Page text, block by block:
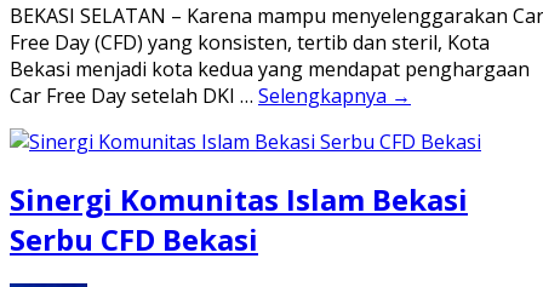
BEKASI SELATAN – Karena mampu menyelenggarakan Car
Free Day (CFD) yang konsisten, tertib dan steril, Kota
Bekasi menjadi kota kedua yang mendapat penghargaan
Car Free Day setelah DKI … Selengkapnya →
Sinergi Komunitas Islam Bekasi
Serbu CFD Bekasi